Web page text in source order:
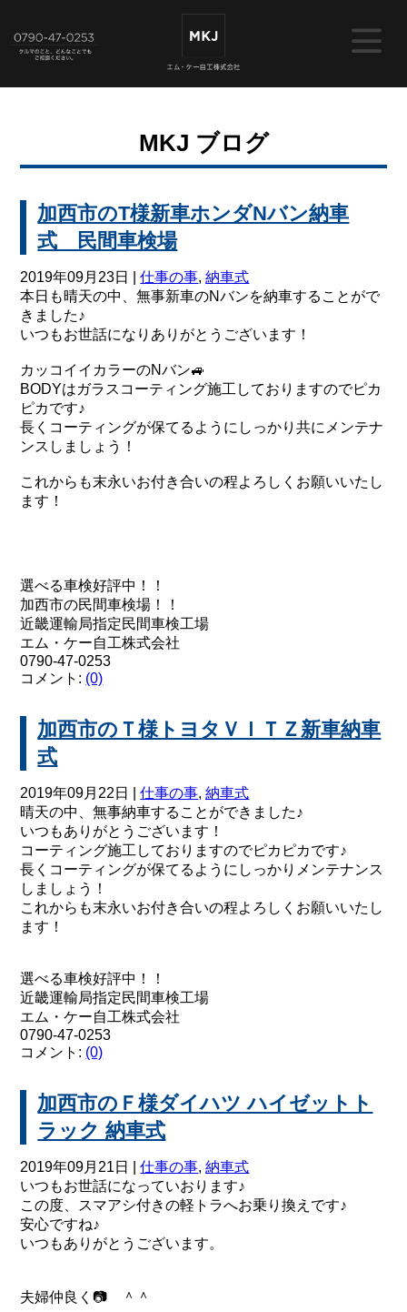
MKJ ブログ
加西市のT様新車ホンダNバン納車
式 民間車検場
2019年09月23日 |仕事の事,納車式
本日も晴天の中、無事新車のNバンを納車することがで
きました♪
いつもお世話になりありがとうございます！
カッコイイカラーのNバン🚙
BODYはガラスコーティング施工しておりますのでピカ
ピカです♪
長くコーティングが保てるようにしっかり共にメンテナ
ンスしましょう！
これからも末永いお付き合いの程よろしくお願いいたし
ます！
選べる車検好評中！！
加西市の民間車検場！！
近畿運輸局指定民間車検工場
エム・ケー自工株式会社
0790-47-0253
コメント: (0)
加西市のＴ様トヨタＶＩＴＺ新車納車
式
2019年09月22日 |仕事の事,納車式
晴天の中、無事納車することができました♪
いつもありがとうございます！
コーティング施工しておりますのでピカピカです♪
長くコーティングが保てるようにしっかりメンテナンス
しましょう！
これからも末永いお付き合いの程よろしくお願いいたし
ます！
選べる車検好評中！！
近畿運輸局指定民間車検工場
エム・ケー自工株式会社
0790-47-0253
コメント: (0)
加西市のＦ様ダイハツ ハイゼットト
ラック 納車式
2019年09月21日 |仕事の事,納車式
いつもお世話になっていおります♪
この度、スマアシ付きの軽トラへお乗り換えです♪
安心ですね♪
いつもありがとうございます。
夫婦仲良く📷 ＾＾